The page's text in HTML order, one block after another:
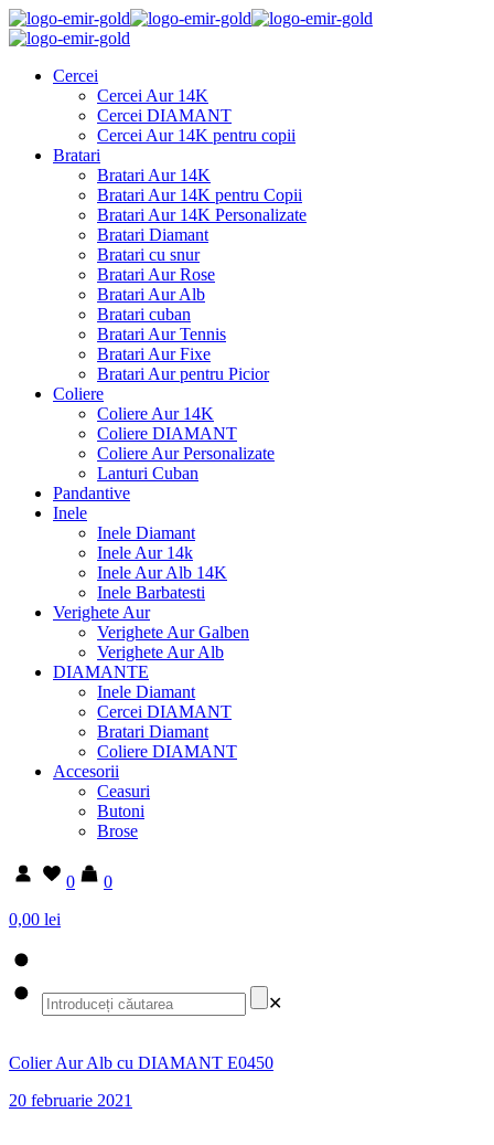
Cercei
Cercei Aur 14K
Cercei DIAMANT
Cercei Aur 14K pentru copii
Bratari
Bratari Aur 14K
Bratari Aur 14K pentru Copii
Bratari Aur 14K Personalizate
Bratari Diamant
Bratari cu snur
Bratari Aur Rose
Bratari Aur Alb
Bratari cuban
Bratari Aur Tennis
Bratari Aur Fixe
Bratari Aur pentru Picior
Coliere
Coliere Aur 14K
Coliere DIAMANT
Coliere Aur Personalizate
Lanturi Cuban
Pandantive
Inele
Inele Diamant
Inele Aur 14k
Inele Aur Alb 14K
Inele Barbatesti
Verighete Aur
Verighete Aur Galben
Verighete Aur Alb
DIAMANTE
Inele Diamant
Cercei DIAMANT
Bratari Diamant
Coliere DIAMANT
Accesorii
Ceasuri
Butoni
Brose
0
0
0,00 lei
✕
Colier Aur Alb cu DIAMANT E0450
20 februarie 2021